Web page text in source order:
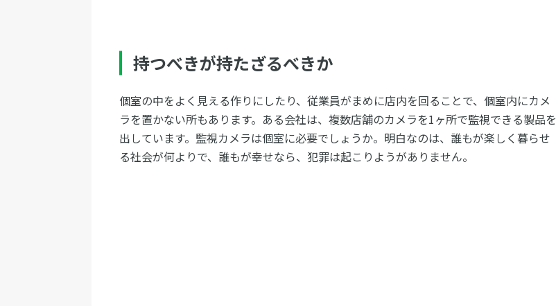
持つべきが持たざるべきか
個室の中をよく見える作りにしたり、従業員がまめに店内を回ることで、個室内にカメ
ラを置かない所もあります。ある会社は、複数店舗のカメラを1ヶ所で監視できる製品を
出しています。監視カメラは個室に必要でしょうか。明白なのは、誰もが楽しく暮らせ
る社会が何よりで、誰もが幸せなら、犯罪は起こりようがありません。